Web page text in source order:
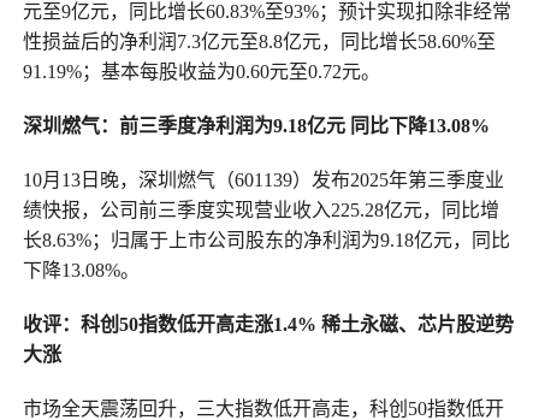
元至9亿元，同比增长60.83%至93%；预计实现扣除非经常
性损益后的净利润7.3亿元至8.8亿元，同比增长58.60%至
91.19%；基本每股收益为0.60元至0.72元。
深圳燃气： 前三季度净利润为9.18亿元 同比下降13.08%
10月13日晚，深圳燃气（601139）发布2025年第三季度业
绩快报，公司前三季度实现营业收入225.28亿元，同比增
长8.63%；归属于上市公司股东的净利润为9.18亿元，同比
下降13.08%。
收评：科创50指数低开高走涨1.4% 稀土永磁、芯片股逆势
大涨
市场全天震荡回升，三大指数低开高走，科创50指数低开